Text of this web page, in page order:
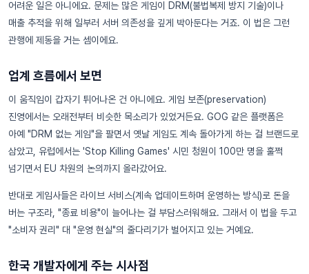
어려운 일은 아니에요. 문제는 많은 게임이 DRM(불법복제 방지 기술)이나
매출 추적을 위해 일부러 서버 의존성을 깊게 박아둔다는 거죠. 이 법은 그런
관행에 제동을 거는 셈이에요.
업계 흐름에서 보면
이 움직임이 갑자기 튀어나온 건 아니에요. 게임 보존(preservation)
진영에서는 오래전부터 비슷한 목소리가 있었거든요. GOG 같은 플랫폼은
아예 "DRM 없는 게임"을 팔면서 옛날 게임도 계속 돌아가게 하는 걸 브랜드로
삼았고, 유럽에서는 'Stop Killing Games' 시민 청원이 100만 명을 훌쩍
넘기면서 EU 차원의 논의까지 올라갔어요.
반대로 게임사들은 라이브 서비스(계속 업데이트하며 운영하는 방식)로 돈을
버는 구조라, "종료 비용"이 늘어나는 걸 부담스러워해요. 그래서 이 법을 두고
"소비자 권리" 대 "운영 현실"의 줄다리기가 벌어지고 있는 거예요.
한국 개발자에게 주는 시사점